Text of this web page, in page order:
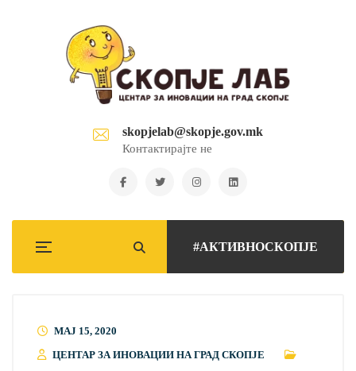
skopjelab@skopje.gov.mk
Контактирајте не
#АКТИВНОСКОПЈЕ
МАЈ 15, 2020
ЦЕНТАР ЗА ИНОВАЦИИ НА ГРАД СКОПЈЕ